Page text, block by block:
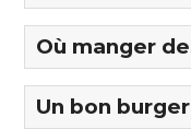
Où manger
Un bon